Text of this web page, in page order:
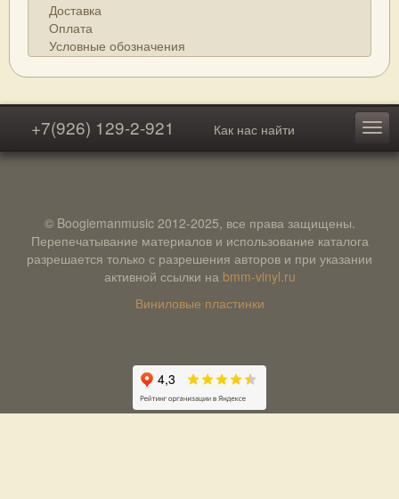
Доставка
Оплата
Условные обозначения
+7(926) 129-2-921 Как нас найти
© Boogiemanmusic 2012-2025, все права защищены.
Перепечатывание материалов и использование каталога
разрешается только с разрешения авторов и при указании
активной ссылки на bmm-vinyl.ru
Виниловые пластинки